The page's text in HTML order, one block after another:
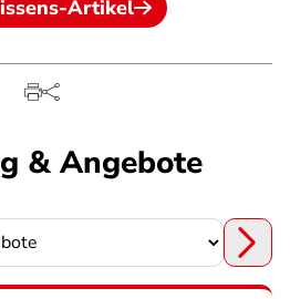
Artikel
& Angebote